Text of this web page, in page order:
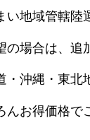
い地域管轄陸
の場合は、追
・沖縄・東北
んお得価格で